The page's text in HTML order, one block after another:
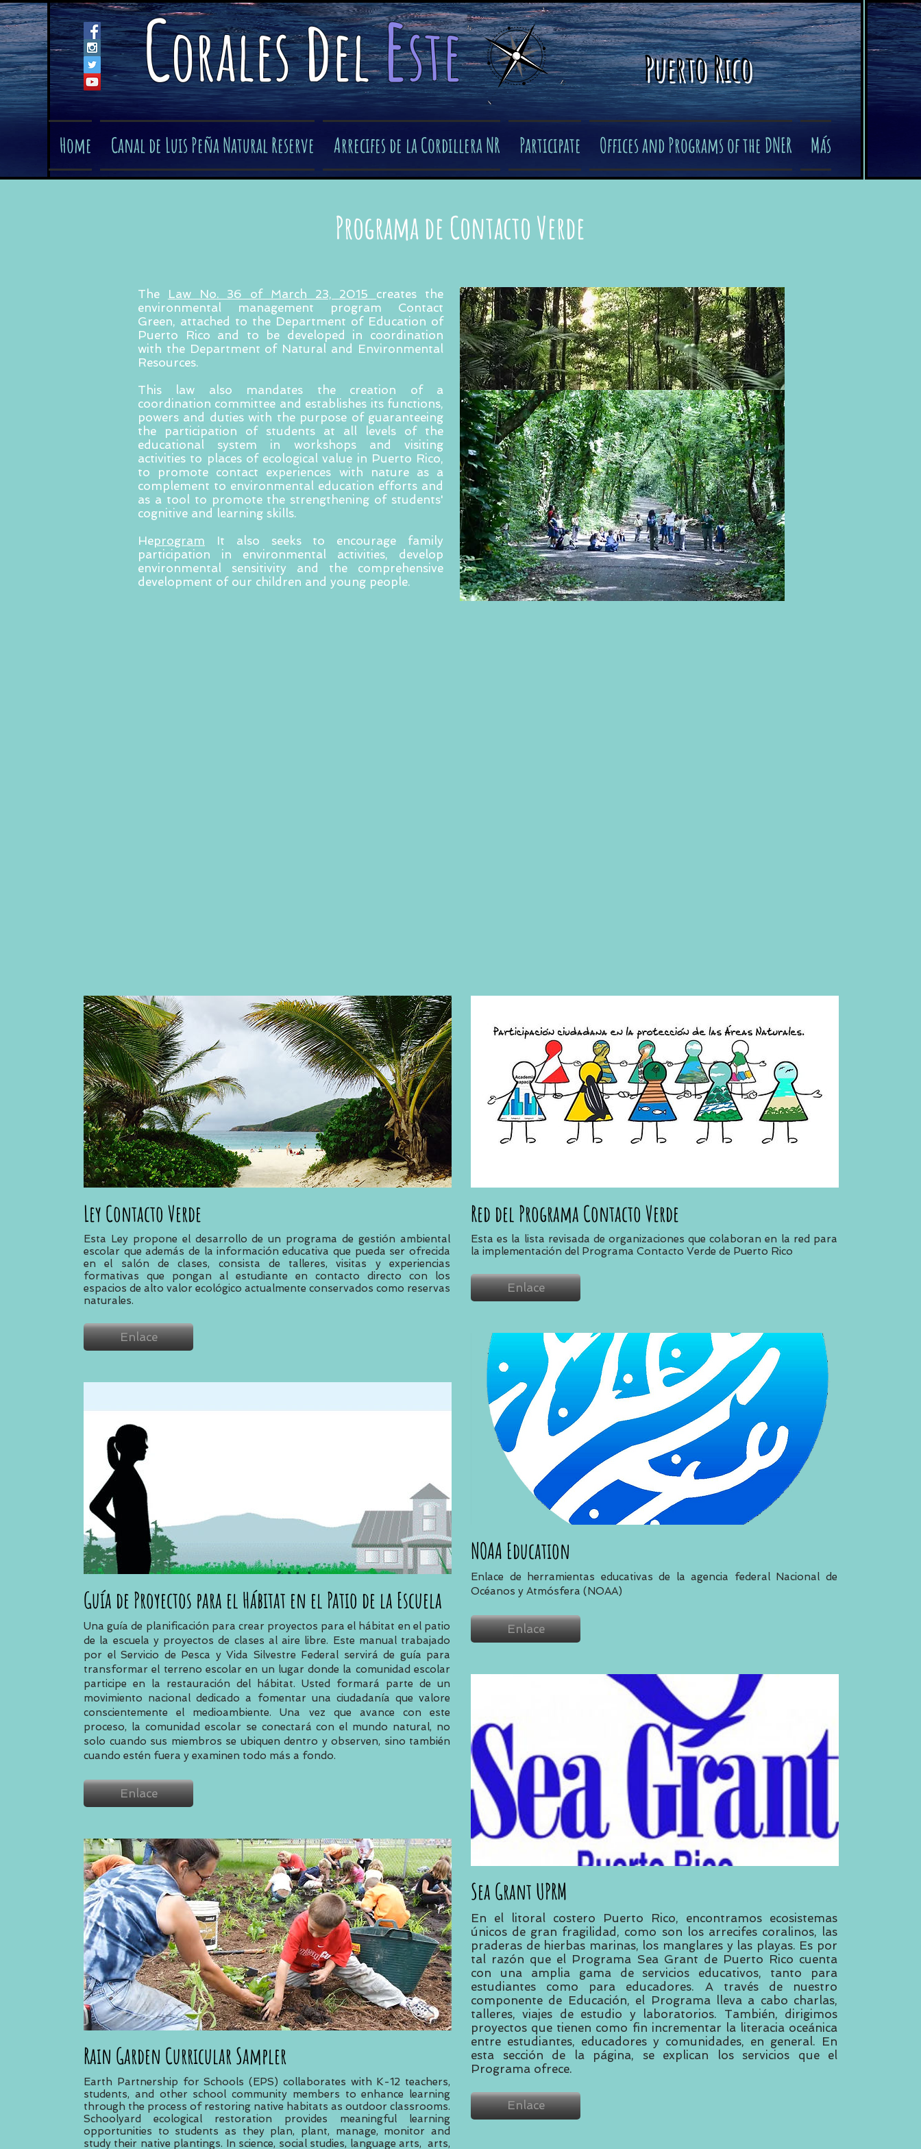
Coralesdeleste​ Puerto Rico
Home Canal de Luis Peña Natural Reserve Arrecifes de la Cordillera NR Participate Offices and Programs of the DNER Más
Programa de Contacto Verde
The Law No. 36 of March 23, 2015 creates the
environmental management program Contact
Green, attached to the Department of Education of
Puerto Rico and to be developed in coordination
with the Department of Natural and Environmental
Resources.
This law also mandates the creation of a
coordination committee and establishes its functions,
powers and duties with the purpose of guaranteeing
the participation of students at all levels of the
educational system in workshops and visiting
activities to places of ecological value in Puerto Rico,
to promote contact experiences with nature as a
complement to environmental education efforts and
as a tool to promote the strengthening of students'
cognitive and learning skills.
Heprogram It also seeks to encourage family
participation in environmental activities, develop
environmental sensitivity and the comprehensive
development of our children and young people.
Ley Contacto Verde
Esta Ley propone el desarrollo de un programa de gestión ambiental
escolar que además de la información educativa que pueda ser ofrecida
en el salón de clases, consista de talleres, visitas y experiencias
formativas que pongan al estudiante en contacto directo con los
espacios de alto valor ecológico actualmente conservados como reservas
naturales.
Enlace
Guía de Proyectos para el Hábitat en el Patio de la Escuela
Una guía de planificación para crear proyectos para el hábitat en el patio
de la escuela y proyectos de clases al aire libre. Este manual trabajado
por el Servicio de Pesca y Vida Silvestre Federal servirá de guía para
transformar el terreno escolar en un lugar donde la comunidad escolar
participe en la restauración del hábitat. Usted formará parte de un
movimiento nacional dedicado a fomentar una ciudadanía que valore
conscientemente el medioambiente. Una vez que avance con este
proceso, la comunidad escolar se conectará con el mundo natural, no
solo cuando sus miembros se ubiquen dentro y observen, sino también
cuando estén fuera y examinen todo más a fondo.
Enlace
Rain Garden Curricular Sampler
Earth Partnership for Schools (EPS) collaborates with K-12 teachers,
students, and other school community members to enhance learning
through the process of restoring native habitats as outdoor classrooms.
Schoolyard ecological restoration provides meaningful learning
opportunities to students as they plan, plant, manage, monitor and
study their native plantings. In science, social studies, language arts, arts,
Red del Programa Contacto Verde
Esta es la lista revisada de organizaciones que colaboran en la red para
la implementación del Programa Contacto Verde de Puerto Rico
Enlace
NOAA Education
Enlace de herramientas educativas de la agencia federal Nacional de
Océanos y Atmósfera (NOAA)
Enlace
Sea Grant UPRM
En el litoral costero Puerto Rico, encontramos ecosistemas
únicos de gran fragilidad, como son los arrecifes coralinos, las
praderas de hierbas marinas, los manglares y las playas. Es por
tal razón que el Programa Sea Grant de Puerto Rico cuenta
con una amplia gama de servicios educativos, tanto para
estudiantes como para educadores. A través de nuestro
componente de Educación, el Programa lleva a cabo charlas,
talleres, viajes de estudio y laboratorios. También, dirigimos
proyectos que tienen como fin incrementar la literacia oceánica
entre estudiantes, educadores y comunidades, en general. En
esta sección de la página, se explican los servicios que el
Programa ofrece.
Enlace